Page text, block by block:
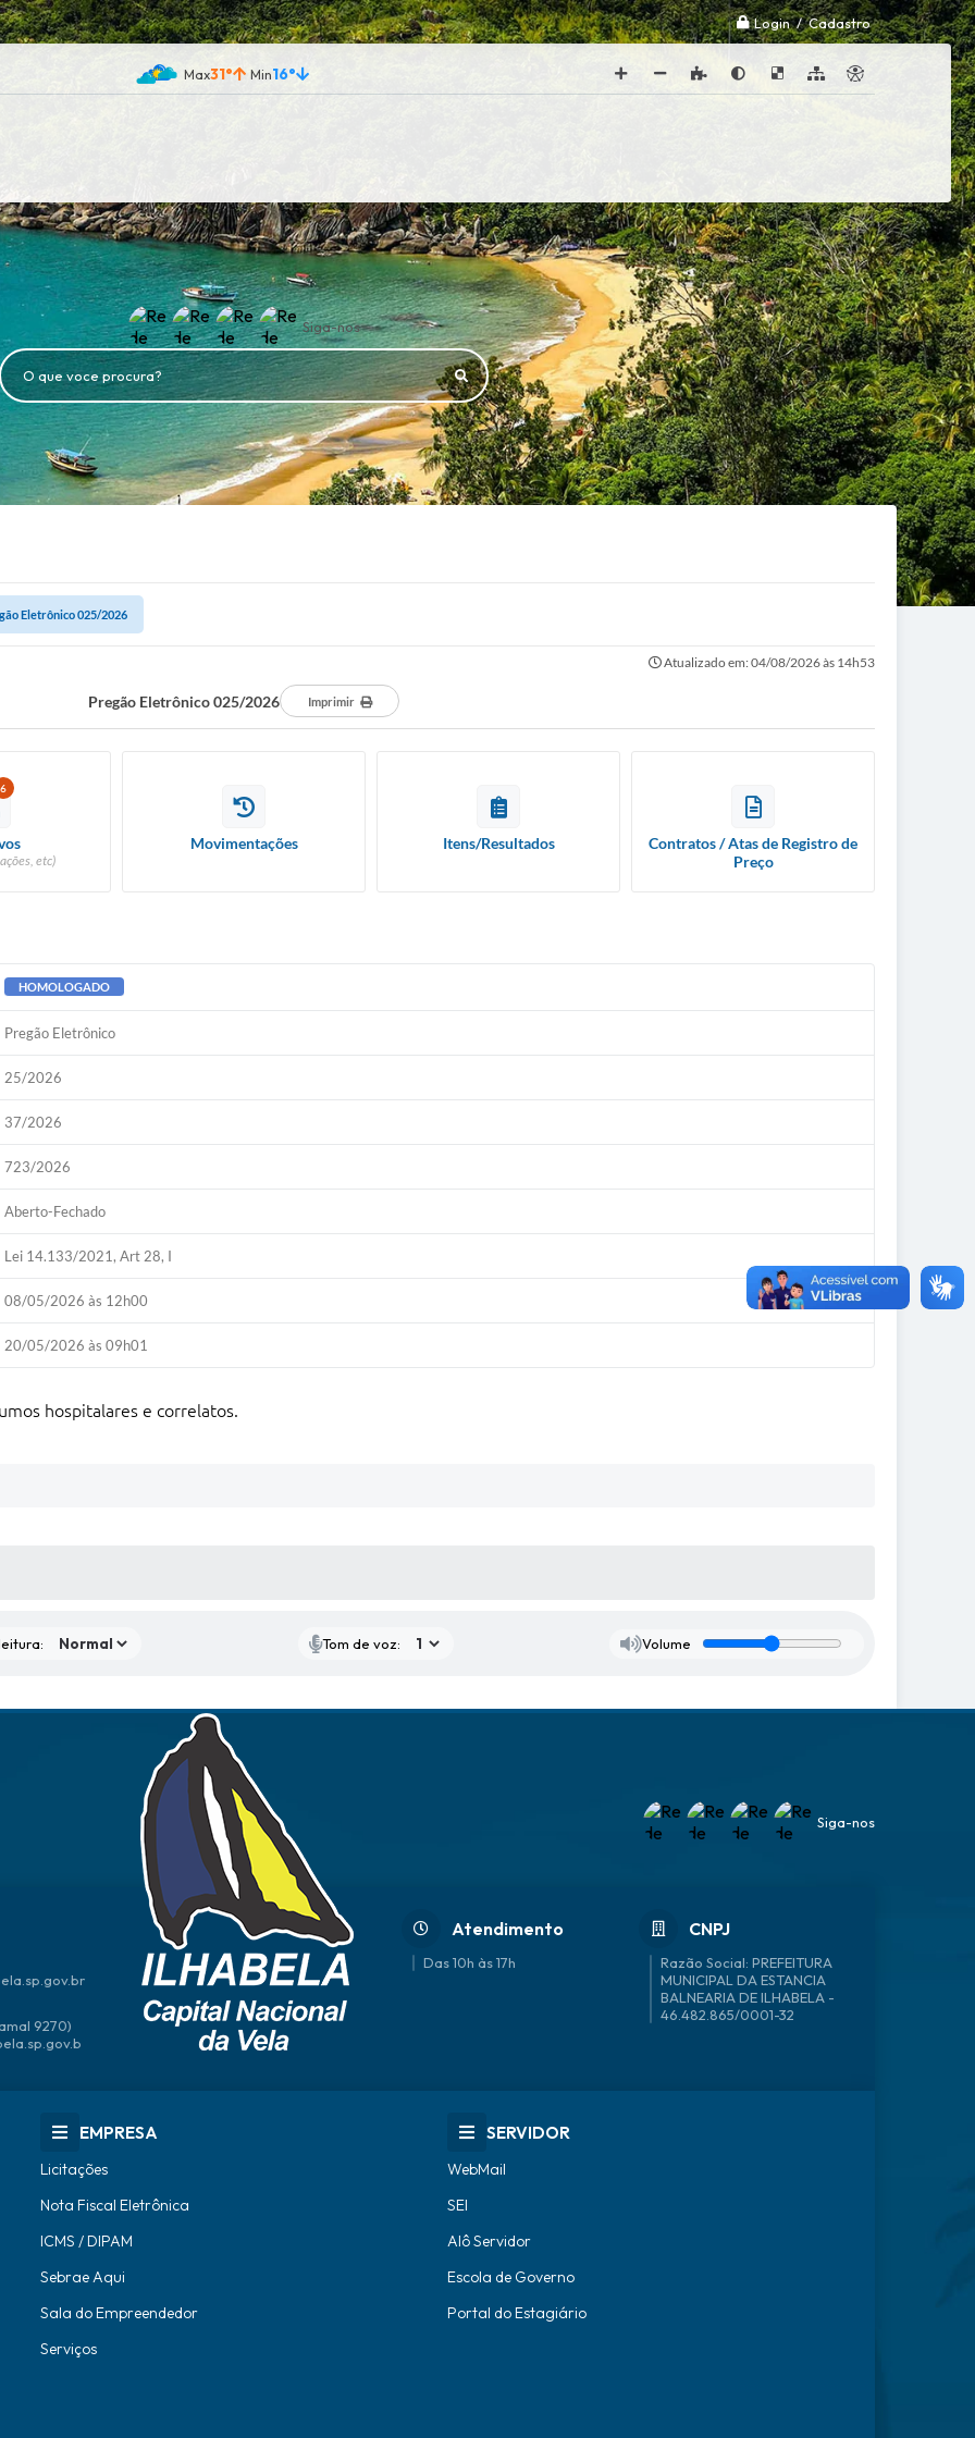
Login / Cadastro
31° 16°
Siga-nos
O que voce procura?
Eletrônico 025/2026
Atualizado em: 04/08/2026 às 14h53
Pregão Eletrônico 025/2026 Imprimir
6
etc)
Movimentações Itens/Resultados
Contratos / Atas de Registro de
Preço
HOMOLOGADO
Pregão Eletrônico
25/2026
37/2026
723/2026
Aberto-Fechado
Lei 14.133/2021, Art 28, I
08/05/2026 às 12h00
20/05/2026 às 09h01
hospitalares e correlatos.
Tom de voz: Volume
9270)
Atendimento
Das 10h às 17h
CNPJ
46.482.865/0001-32
Siga-nos
EMPRESA
Licitações
Nota Fiscal Eletrônica
ICMS / DIPAM
Sebrae Aqui
Sala do Empreendedor
Serviços
SERVIDOR
WebMail
SEI
Alô Servidor
Escola de Governo
Portal do Estagiário